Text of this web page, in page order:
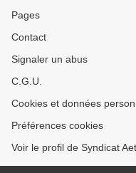
Pages
Contact
Signaler un abus
C.G.U.
Cookies et données
Préférences cookies
Voir le profil de Syndicat